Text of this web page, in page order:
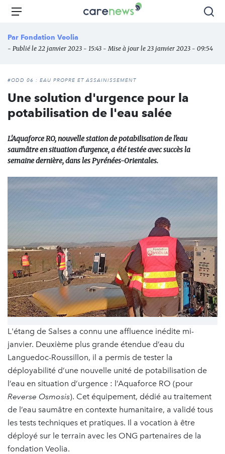
Aller
principal
Carenews,
des
l'engagement
Menu
Par Fondation Veolia
- Publié le 22 janvier 2023 - 15:43 - Mise à jour le 23 janvier 2023 - 09:54
#ODD 06 : EAU PROPRE ET ASSAINISSEMENT
Une solution d'urgence pour la
potabilisation de l'eau salée
L'Aquaforce RO, nouvelle station de potabilisation de l'eau
saumâtre en situation d'urgence, a été testée avec succès la
semaine dernière, dans les Pyrénées-Orientales.
L'étang de Salses a connu une affluence inédite mi-
janvier. Deuxième plus grande étendue d’eau du
Languedoc-Roussillon, il a permis de tester la
déployabilité d’une nouvelle unité de potabilisation de
l’eau en situation d’urgence : l’Aquaforce RO (pour
Reverse Osmosis). Cet équipement, dédié au traitement
de l’eau saumâtre en contexte humanitaire, a validé tous
les tests techniques et pratiques. Il a vocation à être
déployé sur le terrain avec les ONG partenaires de la
fondation Veolia.